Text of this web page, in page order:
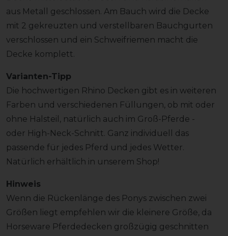
aus Metall geschlossen. Am Bauch wird die Decke
mit 2 gekreuzten und verstellbaren Bauchgurten
verschlossen und ein Schweifriemen macht die
Decke komplett.
Varianten-Tipp
Die hochwertigen Rhino Decken gibt es in weiteren
Farben und verschiedenen Füllungen, ob mit oder
ohne Halsteil, natürlich auch im Groß-Pferde -
oder High-Neck-Schnitt. Ganz individuell das
passende für jedes Pferd und jedes Wetter.
Natürlich erhältlich in unserem Shop!
Hinweis
Wenn die Rückenlänge des Ponys zwischen zwei
Größen liegt empfehlen wir die kleinere Größe, da
Horseware Pferdedecken großzügig geschnitten